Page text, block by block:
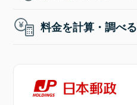
料金を計算・調べる